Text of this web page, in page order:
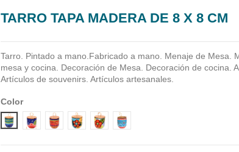
TARRO TAPA MADERA DE 8 X 8 CM
Tarro. Pintado a mano.Fabricado a mano.
Menaje de Mesa.
mesa y cocina. Decoración de Mesa. Decoración de cocina.
Artículos de souvenirs. Artículos artesanales.
Color
Diseño 1Diseño 2Diseño 3Diseño 4Diseño 5Diseño 6